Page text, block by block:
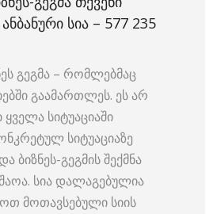
ᲡᲘᲐ – 577 235
გეგმა – რომლებმაც
გაამართლეს. ეს არ
ყველა სიტუაციაში
სიტუაციაზე
ბიზნეს-გეგმის შექმნა
სია დალაგებულია
მოთავსებული სიის